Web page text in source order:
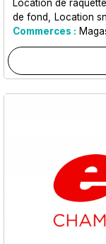
Location de
de fond
Location
Commerces :